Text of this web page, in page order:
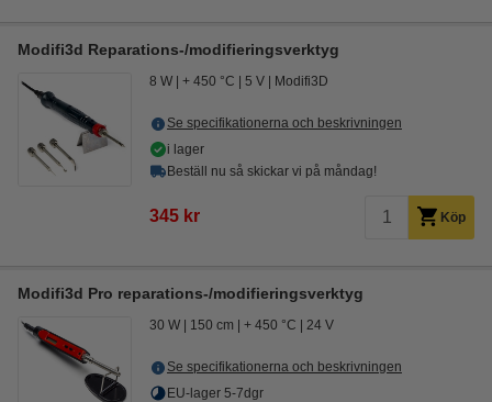
Modifi3d Reparations-/modifieringsverktyg
8 W + 450 °C 5 V Modifi3D
Se specifikationerna och beskrivningen
i lager
Beställ nu så skickar vi på måndag!
345 kr Köp
Modifi3d Pro reparations-/modifieringsverktyg
30 W 150 cm + 450 °C 24 V
Se specifikationerna och beskrivningen
EU-lager 5-7dgr